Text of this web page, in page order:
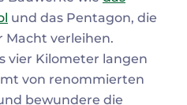
und das Pentagon, die
Macht verleihen.
vier Kilometer langen
von renommierten
bewundere die